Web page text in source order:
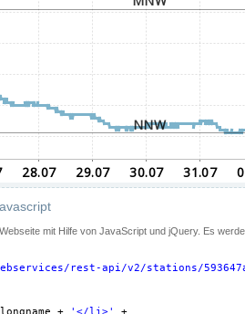
mit Hilfe von JavaScript und jQuery. Es
rest-api/v2/stations/
+ '</li>'
+